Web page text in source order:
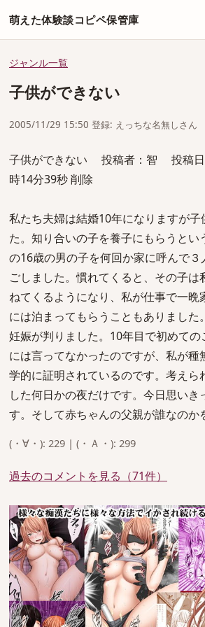
萌えた体験談コピペ保管庫
ジャンル一覧
子供ができない
2005/11/29 15:50 登録: えっちな名無しさん
子供ができない 投稿者：智 投稿日
時14分39秒 削除
私たち夫婦は結婚10年になりますが子
た。知り合いの子を養子にもらうとい
の16歳の男の子を何回か家に呼んで３
ごしました。慣れてくると、その子は
ねてくるようになり、私が仕事で一晩
には泊まってもらうこともありました
妊娠が判りました。10年目で初めて
には言ってなかったのですが、私が種
学的に証明されているのです。考えら
した何日かの夜だけです。今日思いき
す。そして赤ちゃんの父親が誰なのか
(・∀・): 229 | (・Ａ・): 299
過去のコメントを見る（71件）